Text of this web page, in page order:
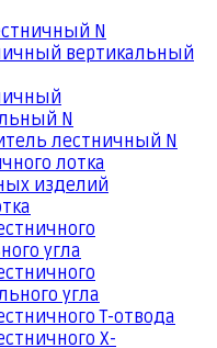
N
вертикальный
N
лестничный N
лотка
изделий
угла
угла
Т-отвода
Х-